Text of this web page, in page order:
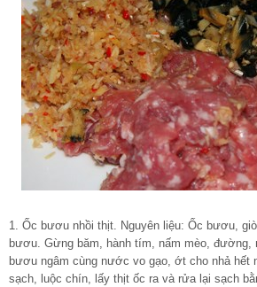
1. Ốc bươu nhồi thịt. Nguyên liệu: Ốc bươu,
bươu. Gừng băm, hành tím, nấm mèo, đường,
bươu ngâm cùng nước vo gạo, ớt cho nhả hết
sạch, luộc chín, lấy thịt ốc ra và rửa lại sạch